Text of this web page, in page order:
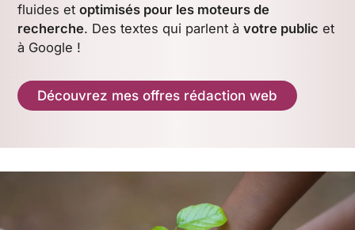
fluides etoptimisés pour les moteurs de
recherche. Des textes qui parlent àvotre public et
à Google !
Découvrez mes offres rédaction web